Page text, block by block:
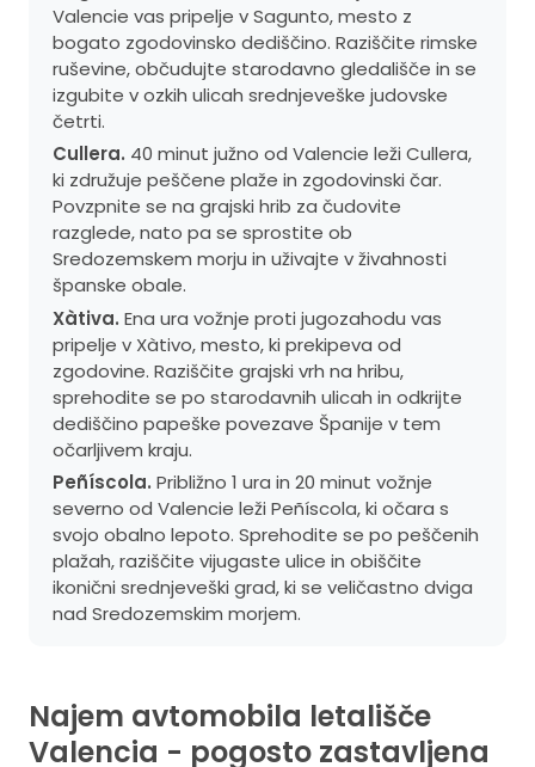
Valencie vas pripelje v Sagunto, mesto z
bogato zgodovinsko dediščino. Raziščite rimske
ruševine, občudujte starodavno gledališče in se
izgubite v ozkih ulicah srednjeveške judovske
četrti.
Cullera. 40 minut južno od Valencie leži Cullera,
ki združuje peščene plaže in zgodovinski čar.
Povzpnite se na grajski hrib za čudovite
razglede, nato pa se sprostite ob
Sredozemskem morju in uživajte v živahnosti
španske obale.
Xàtiva. Ena ura vožnje proti jugozahodu vas
pripelje v Xàtivo, mesto, ki prekipeva od
zgodovine. Raziščite grajski vrh na hribu,
sprehodite se po starodavnih ulicah in odkrijte
dediščino papeške povezave Španije v tem
očarljivem kraju.
Peñíscola. Približno 1 ura in 20 minut vožnje
severno od Valencie leži Peñíscola, ki očara s
svojo obalno lepoto. Sprehodite se po peščenih
plažah, raziščite vijugaste ulice in obiščite
ikonični srednjeveški grad, ki se veličastno dviga
nad Sredozemskim morjem.
Najem avtomobila letališče
Valencia - pogosto zastavljena